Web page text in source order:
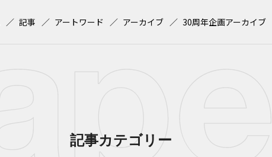
記事 アートワード アーカイブ 30周年企画アーカイブ
記事カテゴリー